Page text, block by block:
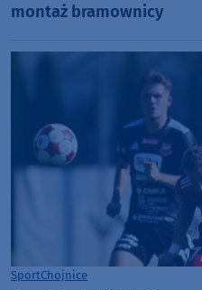
montaż bramownicy
SportChojnice